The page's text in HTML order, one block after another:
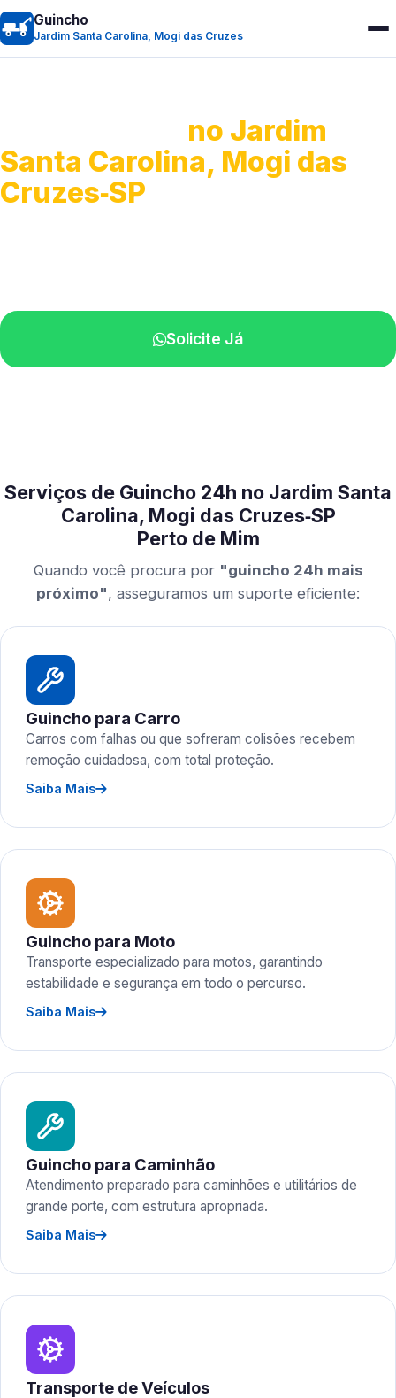
Guincho
Jardim Santa Carolina, Mogi das Cruzes
no Jardim
Santa Carolina, Mogi das
Cruzes‑SP
Solicite Já
Serviços de Guincho 24h no Jardim Santa
Carolina, Mogi das Cruzes‑SP
Perto de Mim
Quando você procura por "guincho 24h mais
próximo", asseguramos um suporte eficiente:
Guincho para Carro
Carros com falhas ou que sofreram colisões recebem
remoção cuidadosa, com total proteção.
Saiba Mais
Guincho para Moto
Transporte especializado para motos, garantindo
estabilidade e segurança em todo o percurso.
Saiba Mais
Guincho para Caminhão
Atendimento preparado para caminhões e utilitários de
grande porte, com estrutura apropriada.
Saiba Mais
Transporte de Veículos